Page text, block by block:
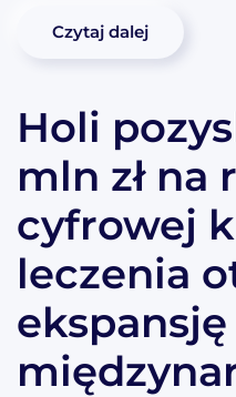
Czytaj dalej
Holi
mln zł na
cyfrowej
leczenia
ekspansję